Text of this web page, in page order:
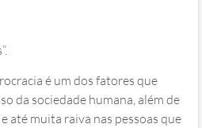
é um dos fatores que
da sociedade humana, além de
até muita raiva nas pessoas que